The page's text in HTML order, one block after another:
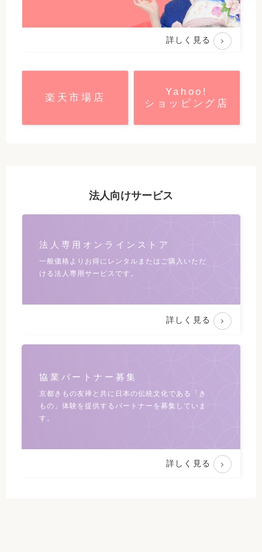
詳しく見る
楽天市場店
Yahoo!
ショッピング店
法人向けサービス
法人専用オンラインストア
一般価格よりお得にレンタルまたは ご購入いただ
ける法人専用サービスです。
詳しく見る
協業パートナー募集
京都きもの友禅と共に日本の伝統文化である
「き
もの」体験を提供するパートナーを募集していま
す。
詳しく見る